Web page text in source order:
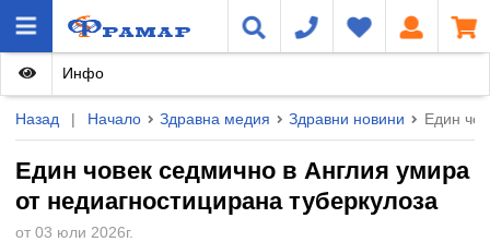
Назад | Начало Здравна медия Здравни новини Един
Един човек седмично в Англия умира
от недиагностицирана туберкулоза
от 03 юли 2026г.
Инфо